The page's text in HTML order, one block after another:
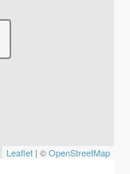
Leaflet | ©OpenStreetMap